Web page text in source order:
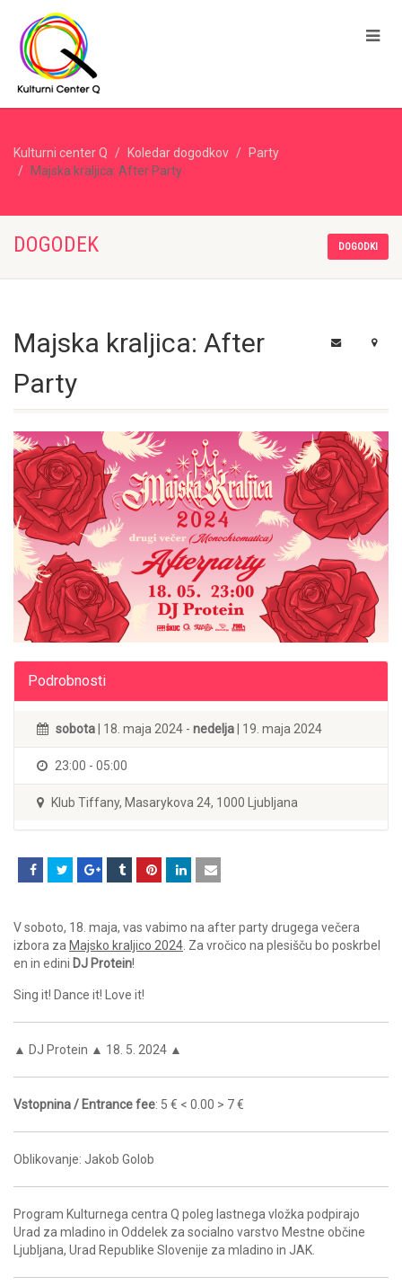
Kulturni center Q Koledar dogodkov
Party
Majska kraljica: After Party
DOGODEK DOGODKI
Majska kraljica: After
Party
Podrobnosti
sobota | 18. maja 2024 - nedelja | 19. maja 2024
23:00 - 05:00
Klub Tiffany, Masarykova 24, 1000 Ljubljana
V soboto, 18. maja, vas vabimo na after party drugega večera
izbora za Majsko kraljico 2024 . Za vročico na plesišču bo poskrbel
en in edini DJ Protein!
Sing it! Dance it! Love it!
▲ DJ Protein ▲ 18. 5. 2024 ▲
Vstopnina / Entrance fee: 5 € < 0.00 > 7 €
Oblikovanje: Jakob Golob
Program Kulturnega centra Q poleg lastnega vložka podpirajo
Urad za mladino in Oddelek za socialno varstvo Mestne občine
Ljubljana, Urad Republike Slovenije za mladino in JAK.